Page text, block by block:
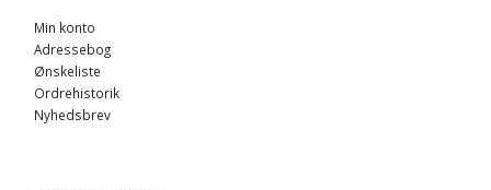
Min konto
Adressebog
Ønskeliste
Ordrehistorik
Nyhedsbrev